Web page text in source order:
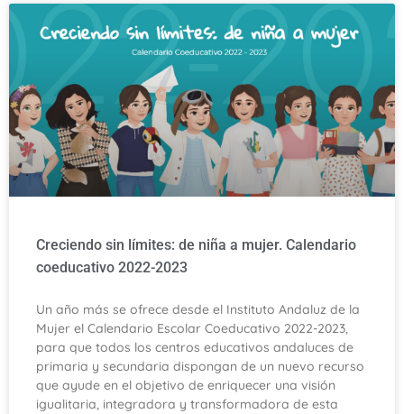
Creciendo sin límites: de niña a mujer. Calendario
coeducativo 2022-2023
Un año más se ofrece desde el Instituto Andaluz de la
Mujer el Calendario Escolar Coeducativo 2022-2023,
para que todos los centros educativos andaluces de
primaria y secundaria dispongan de un nuevo recurso
que ayude en el objetivo de enriquecer una visión
igualitaria, integradora y transformadora de esta